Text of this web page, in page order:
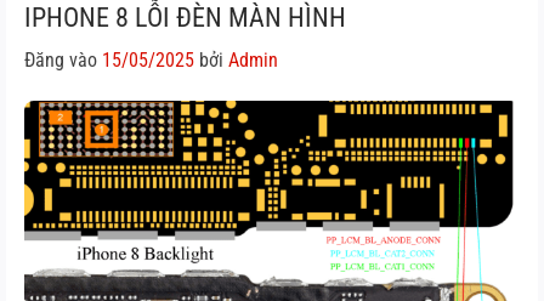
IPHONE 8 LỖI ĐÈN MÀN HÌNH
Đăng vào 15/05/2025 bởi Admin